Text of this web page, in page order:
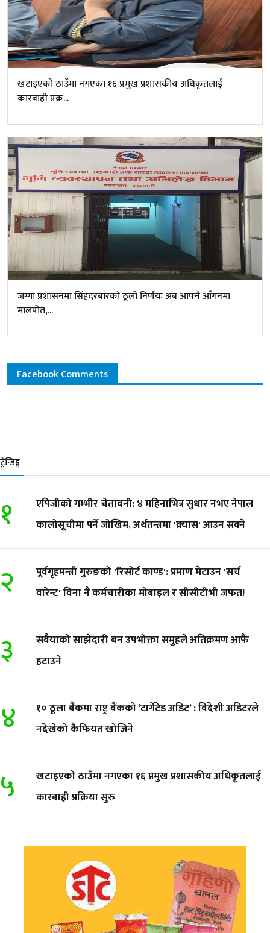
खटाइएको ठाउँमा नगएका १६ प्रमुख प्रशासकीय अधिकृतलाई
कारबाही प्रक्र...
जग्गा प्रशासनमा सिंहदरबारको ठूलो निर्णयः अब आफ्नै आँगनमा
मालपोत,...
Facebook Comments
ट्रेन्डिङ्ग
१
एपिजीको गम्भीर चेतावनी: ४ महिनाभित्र सुधार नभए नेपाल
कालोसूचीमा पर्ने जोखिम, अर्थतन्त्रमा 'क्र्यास' आउन सक्ने
२
पूर्वगृहमन्त्री गुरुङको 'रिसोर्ट काण्ड': प्रमाण मेटाउन 'सर्च
वारेन्ट' विना नै कर्मचारीका मोबाइल र सीसीटीभी जफत!
३
सबैयाको साझेदारी बन उपभोक्ता समुहले अतिक्रमण आफै
हटाउने
४
१० ठूला बैंकमा राष्ट्र बैंकको ‘टार्गेटेड अडिट’ : विदेशी अडिटरले
नदेखेको कैफियत खोजिने
५
खटाइएको ठाउँमा नगएका १६ प्रमुख प्रशासकीय अधिकृतलाई
कारबाही प्रक्रिया सुरु